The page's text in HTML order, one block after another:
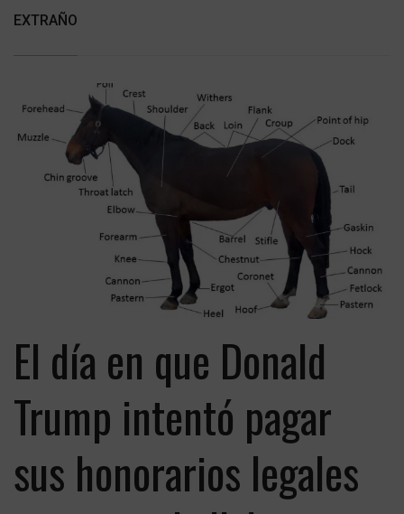
EXTRAÑO
El día en que Donald
Trump intentó pagar
sus honorarios legales